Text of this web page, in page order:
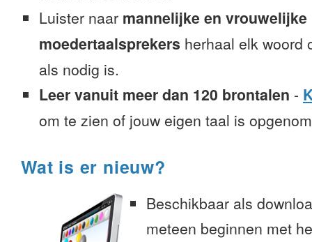
Luister naar mannelijke en vrouwelijke
moedertaalsprekers herhaal elk woord
als nodig is.
Leer vanuit meer dan 120 brontalen -
om te zien of jouw eigen taal is
Wat is er nieuw?
Beschikbaar als
meteen beginnen met